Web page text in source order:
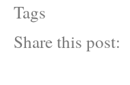
Tags
Share this post: